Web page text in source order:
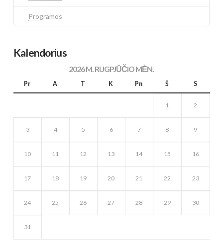
Programos
Kalendorius
2026 M. RUGPJŪČIO MĖN.
Pr A T K Pn Š S
1 2
3 4 5 6 7 8 9
10 11 12 13 14 15 16
17 18 19 20 21 22 23
24 25 26 27 28 29 30
31